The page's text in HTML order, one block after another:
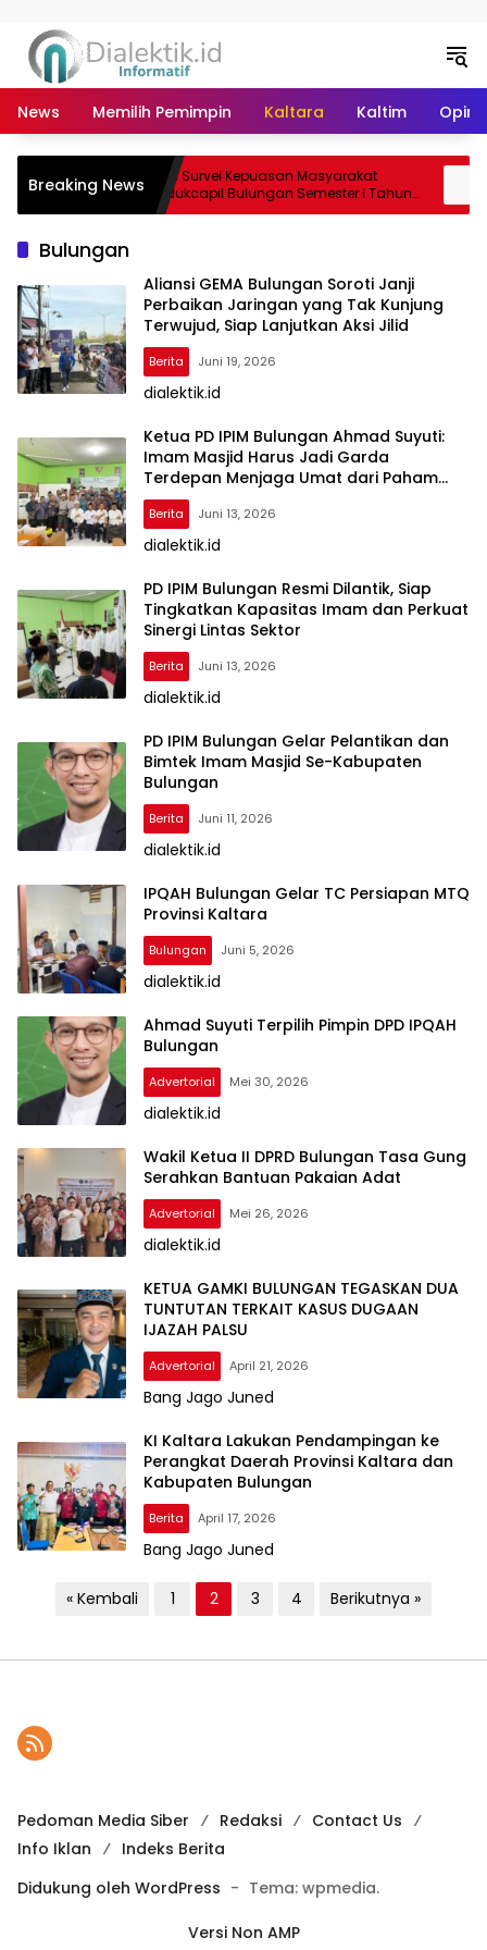
News Memilih Pemimpin Kaltara Kaltim Opini
Breaking News
Free
Hasil Survei Kepuasan Masyarakat
Disdukcapil Bulungan Semester I Tahun
2026 Capai Nilai 86,03, Kategori Baik
Bulungan
Aliansi GEMA Bulungan Soroti Janji
Perbaikan Jaringan yang Tak Kunjung
Terwujud, Siap Lanjutkan Aksi Jilid
Berita Juni 19, 2026
dialektik.id
Ketua PD IPIM Bulungan Ahmad Suyuti:
Imam Masjid Harus Jadi Garda
Terdepan Menjaga Umat dari Paham
Kekerasan
Berita Juni 13, 2026
dialektik.id
PD IPIM Bulungan Resmi Dilantik, Siap
Tingkatkan Kapasitas Imam dan Perkuat
Sinergi Lintas Sektor
Berita Juni 13, 2026
dialektik.id
PD IPIM Bulungan Gelar Pelantikan dan
Bimtek Imam Masjid Se-Kabupaten
Bulungan
Berita Juni 11, 2026
dialektik.id
IPQAH Bulungan Gelar TC Persiapan MTQ
Provinsi Kaltara
Bulungan Juni 5, 2026
dialektik.id
Ahmad Suyuti Terpilih Pimpin DPD IPQAH
Bulungan
Advertorial Mei 30, 2026
dialektik.id
Wakil Ketua II DPRD Bulungan Tasa Gung
Serahkan Bantuan Pakaian Adat
Advertorial Mei 26, 2026
dialektik.id
KETUA GAMKI BULUNGAN TEGASKAN DUA
TUNTUTAN TERKAIT KASUS DUGAAN
IJAZAH PALSU
Advertorial April 21, 2026
Bang Jago Juned
KI Kaltara Lakukan Pendampingan ke
Perangkat Daerah Provinsi Kaltara dan
Kabupaten Bulungan
Berita April 17, 2026
Bang Jago Juned
g
n
a
i
p
o
« Kembali 1 2 3 4 Berikutnya »
Pedoman Media Siber Redaksi
Contact Us
Info Iklan
Indeks Berita
Didukung oleh WordPress - Tema: wpmedia.
Versi Non AMP